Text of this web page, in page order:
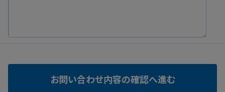
お問い合わせ内容の確認へ進む